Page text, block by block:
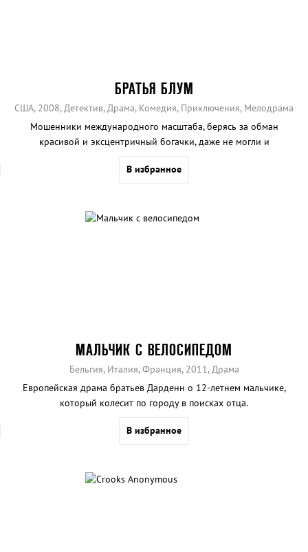
БРАТЬЯ БЛУМ
США, 2008, Детектив, Драма, Комедия, Приключения, Мелодрама
Мошенники международного масштаба, берясь за обман
красивой и эксцентричный богачки, даже не могли и
В избранное
МАЛЬЧИК С ВЕЛОСИПЕДОМ
Бельгия, Италия, Франция, 2011, Драма
Европейская драма братьев Дарденн о 12-летнем мальчике,
который колесит по городу в поисках отца.
В избранное